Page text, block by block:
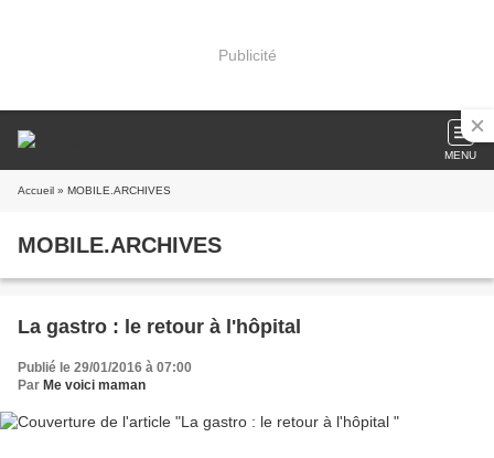
Publicité
MENU
Accueil » MOBILE.ARCHIVES
MOBILE.ARCHIVES
La gastro : le retour à l'hôpital
Publié le 29/01/2016 à 07:00
Par Me voici maman